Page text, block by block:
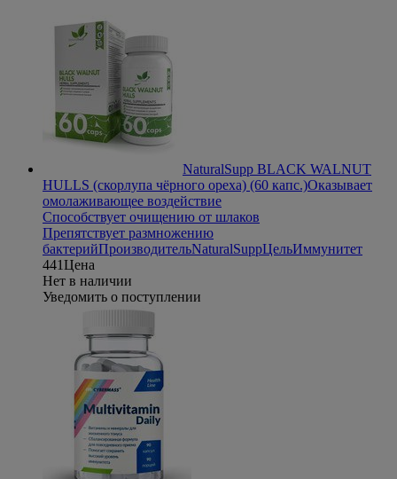
NaturalSupp BLACK WALNUT
HULLS (скорлупа чёрного ореха) (60 капс.)Оказывает
омолаживающее воздействие
Способствует очищению от шлаков
Препятствует размножению
бактерийПроизводительNaturalSuppЦельИммунитет
441Цена
Нет в наличии
Уведомить о поступлении